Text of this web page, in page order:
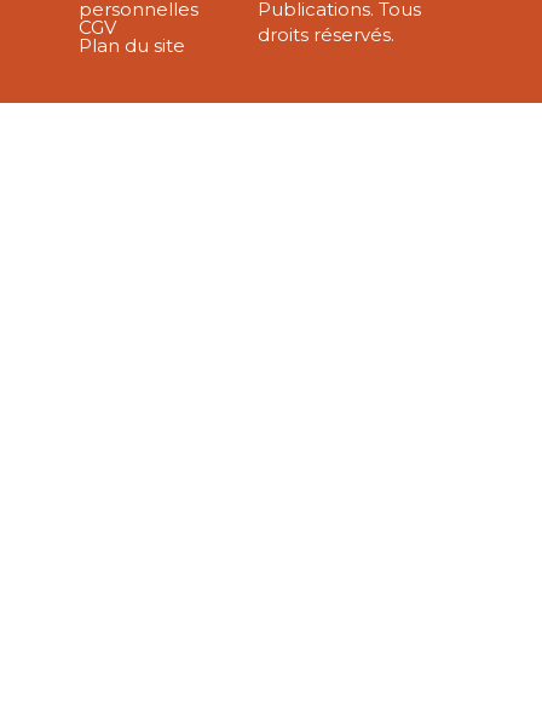
personnelles
CGV
Plan du site
Publications. Tous
droits réservés.